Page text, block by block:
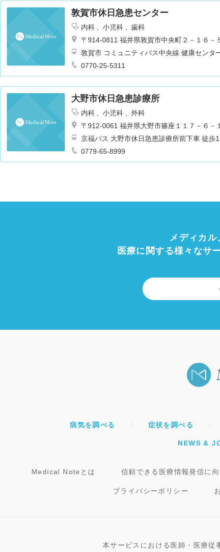
敦賀市休日急患センター
内科 小児科
歯科
〒914-0811 福井県敦賀市中央町２－１６－
敦賀市 コミュニティバス中央線 健康センタ
0770-25-5311
大野市休日急患診療所
内科 小児科
外科
〒912-0061 福井県大野市篠座１１７－６－
京福バス 大野市休日急患診療所
0779-65-8999
メディカ
医療に関する様々なサ
病気を調べる 症状を調べる
NEWS &
Medical Noteとは 信頼できる医療情報発信に
プライバシーポリシー
本サービスにおける医師・医療従